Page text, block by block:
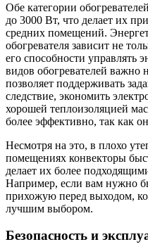
Обе категории
до 3000 Вт, что делает их
средних помещений.
обогревателя зависит не
его способности управлять
видов обогревателей важно
позволяет поддерживать
следствие, экономить
хорошей теплоизоляцией
более эффективно, так как
Несмотря на это, в плохо
помещениях конвекторы
делает их более
Например, если вам нужно
прихожую перед выходом,
лучшим выбором.
Безопасность и